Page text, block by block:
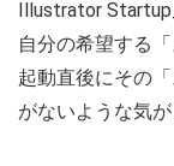
Illustrator
自分の希望する
起動直後にその
がないような気が